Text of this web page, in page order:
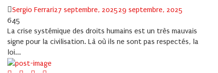
Author
Sergio FerrariPosted
27 septembre, 202529 septembre, 2025
645
La crise systémique des droits humains est un très mauvais
signe pour la civilisation. Là où ils ne sont pas respectés, la
loi...